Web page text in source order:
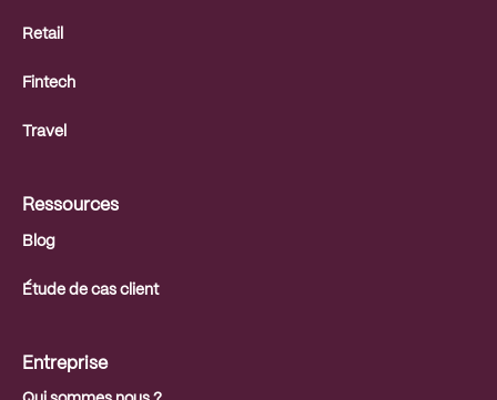
Retail
Fintech
Travel
Ressources
Blog
Étude de cas client
Entreprise